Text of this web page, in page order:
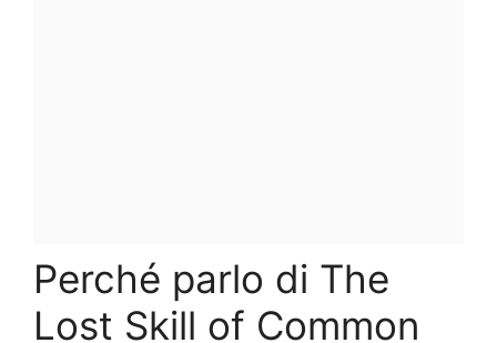
Perché parlo di The
Lost Skill of Common